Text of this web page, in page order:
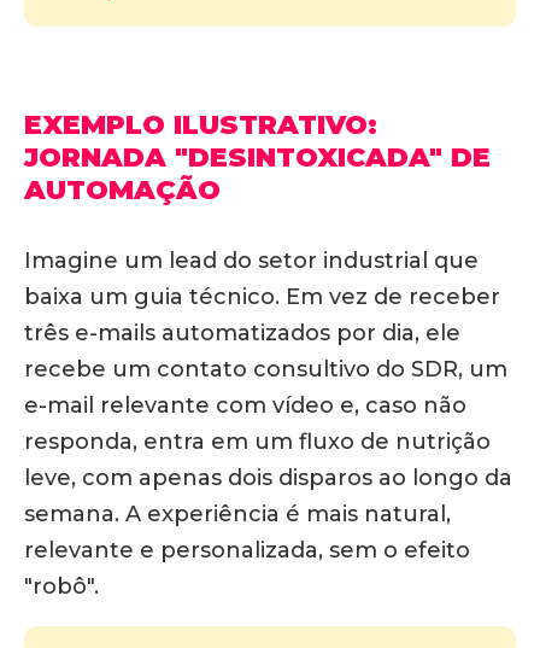
EXEMPLO ILUSTRATIVO:
JORNADA "DESINTOXICADA" DE
AUTOMAÇÃO
Imagine um lead do setor industrial que
baixa um guia técnico. Em vez de receber
três e-mails automatizados por dia, ele
recebe um contato consultivo do SDR, um
e-mail relevante com vídeo e, caso não
responda, entra em um fluxo de nutrição
leve, com apenas dois disparos ao longo da
semana. A experiência é mais natural,
relevante e personalizada, sem o efeito
"robô".